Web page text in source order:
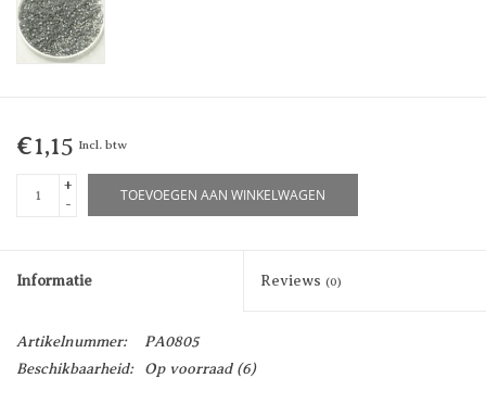
€1,15 Incl. btw
+
-
TOEVOEGEN AAN WINKELWAGEN
Informatie Reviews (0)
Artikelnummer:
PA0805
Beschikbaarheid:
Op voorraad(6)